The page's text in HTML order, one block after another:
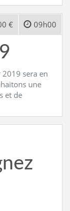
09h00
€
sera en
une
et de